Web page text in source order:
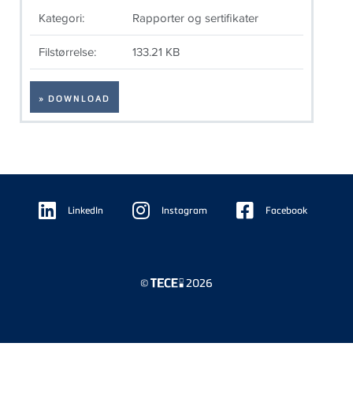
Kategori: Rapporter og sertifikater
Filstørrelse: 133.21 KB
» DOWNLOAD
Floating
Sidebar LinkedIn Instagram Facebook
© 2026